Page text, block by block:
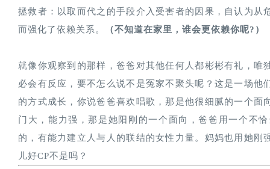
拯救者：以取而代之的手段介入受害者的因果，自认为
而强化了依赖关系。
（不知道在家里，谁会更依赖你呢?）
就像你观察到的那样，爸爸对其他任何人都彬彬有礼，
必会有反应，要不怎么说不是冤家不聚头呢？这是一场
的方式成长，你说爸爸喜欢唱歌，那是他很细腻的一个
门大，能力强，那是她阳刚的一个面向，爸爸用一个不
的，有能力建立人与人的联结的女性力量。妈妈也用她
儿好CP不是吗？